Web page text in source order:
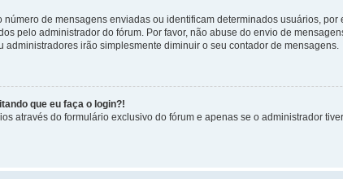
de mensagens enviadas ou identificam determinados usuários,
pelo administrador do fórum. Por favor, não abuse do envio de
irão simplesmente diminuir o seu contador de mensagens.
que eu faça o login?!
através do formulário exclusivo do fórum e apenas se o administrador